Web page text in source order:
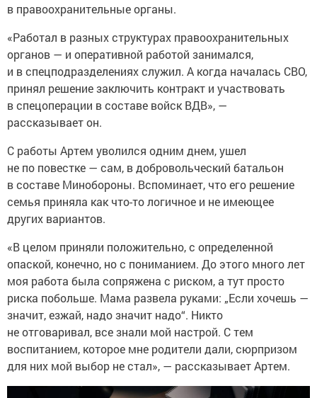
в правоохранительные органы.
«Работал в разных структурах правоохранительных
органов — и оперативной работой занимался,
и в спецподразделениях служил. А когда началась СВО,
принял решение заключить контракт и участвовать
в спецоперации в составе войск ВДВ», —
рассказывает он.
С работы Артем уволился одним днем, ушел
не по повестке — сам, в добровольческий батальон
в составе Минобороны. Вспоминает, что его решение
семья приняла как что-то логичное и не имеющее
других вариантов.
«В целом приняли положительно, с определенной
опаской, конечно, но с пониманием. До этого много лет
моя работа была сопряжена с риском, а тут просто
риска побольше. Мама развела руками: „Если хочешь —
значит, езжай, надо значит надо“. Никто
не отговаривал, все знали мой настрой. С тем
воспитанием, которое мне родители дали, сюрпризом
для них мой выбор не стал», — рассказывает Артем.